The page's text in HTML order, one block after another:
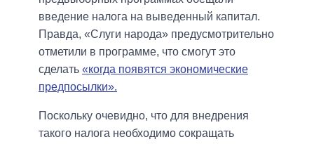
введение налога на выведенный капитал.
Правда, «Слуги народа» предусмотрительно
отметили в программе, что смогут это
сделать «когда появятся экономические
предпосылки».
Поскольку очевидно, что для внедрения
такого налога необходимо сокращать